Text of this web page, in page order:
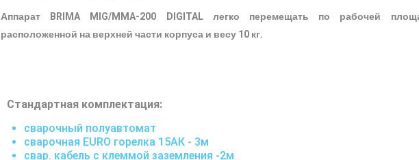
Аппарат BRIMA MIG/MMA-200 DIGITAL легко перемещать по рабочей
расположенной на верхней части корпуса и весу 10 кг.
Стандартная комплектация:
сварочный полуавтомат
сварочная EURO горелка 15АК - 3м
свар. кабель с клеммой заземления -2м